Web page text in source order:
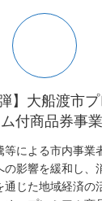
】大船渡市プ
付商品券事業
等による市内事業
の影響を緩和し、
通じた地域経済の